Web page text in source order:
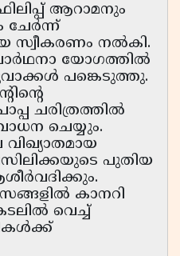
ആറാമനും
ചേർന്ന്
സ്വീകരണം നൽകി.
യോഗത്തിൽ
പങ്കെടുത്തു.
ചരിത്രത്തിൽ
ചെയ്യും.
പുതിയ
കാനറി
വെച്ച്